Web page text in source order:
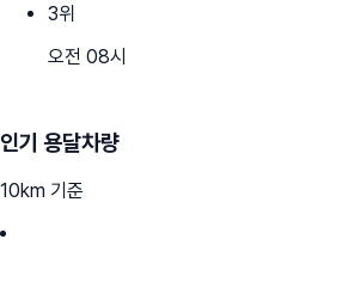
3위
오전 08시
인기 용달차량
10km 기준